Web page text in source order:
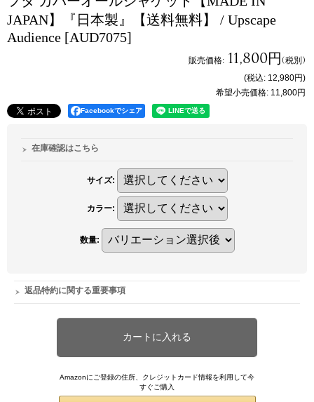
JAPAN】『日本製』【送料無料】 / Upscape
Audience [AUD7075]
販売価格: 11,800円(税別)
(税込: 12,980円)
希望小売価格: 11,800円
Facebookでシェア
在庫確認はこちら
サイズ:
カラー:
数量:
返品特約に関する重要事項
Amazonにご登録の住所、クレジットカード情報を利用して今
すぐご購入